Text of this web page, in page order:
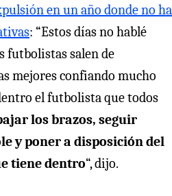
en un año donde no ha
: “Estos días no hablé
futbolistas salen de
mejores confiando mucho
el futbolista que todos
los brazos, seguir
y poner a disposición del
tiene dentro“, dijo.